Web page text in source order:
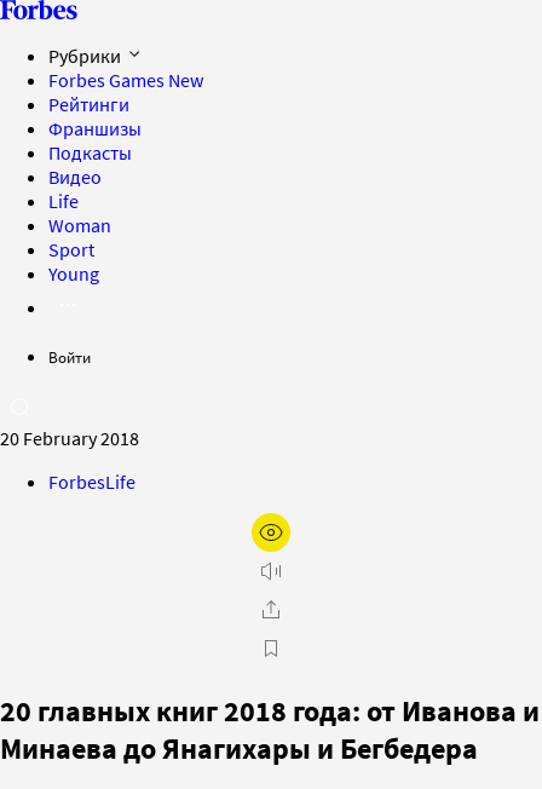
Рубрики
Forbes Games New
Рейтинги
Франшизы
Подкасты
Видео
Life
Woman
Sport
Young
Войти
20 February 2018
ForbesLife
20 главных книг 2018 года: от Иванова и
Минаева до Янагихары и Бегбедера